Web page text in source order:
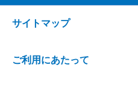
サイトマップ
ご利用にあたって